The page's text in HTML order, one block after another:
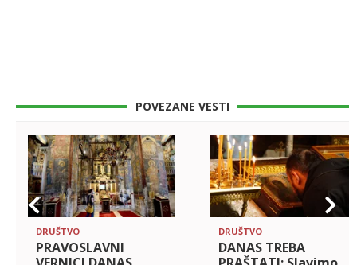
POVEZANE VESTI
DRUŠTVO
PRAVOSLAVNI
DRUŠTVO
DANAS TREBA